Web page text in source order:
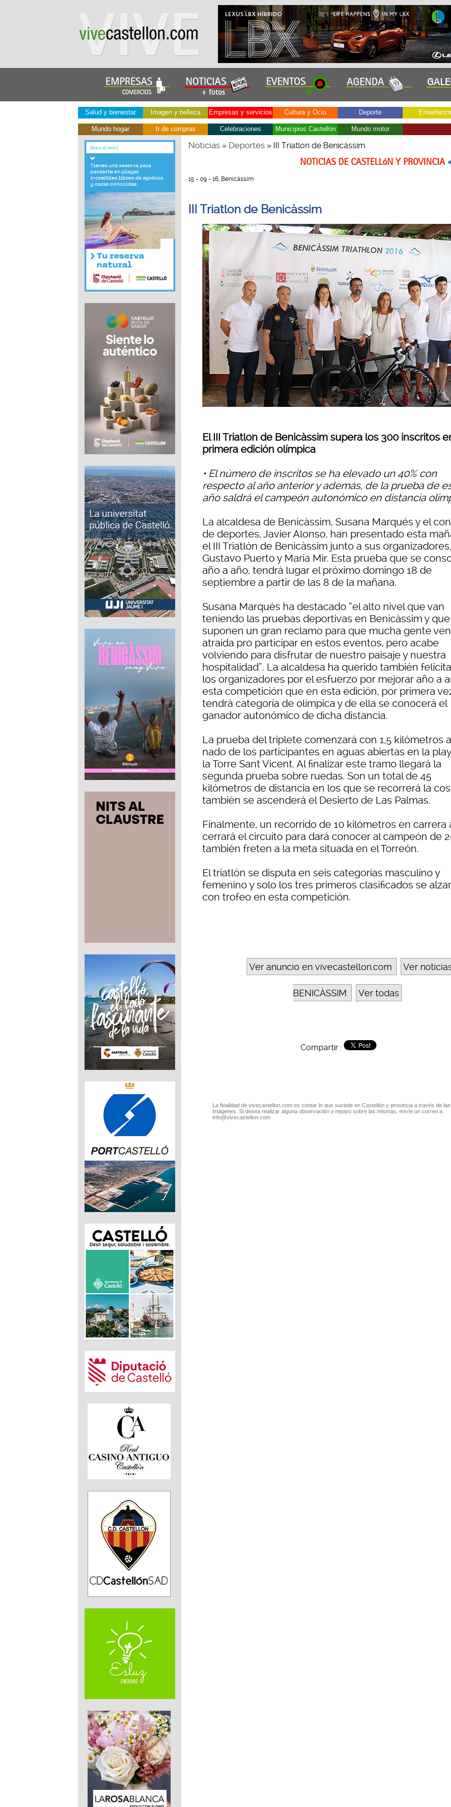
Salud y bienestar Imagen y belleza Empresas y servicios Cultura y Ocio Deporte Enseñanza
Mundo hogar Ir de compras Celebraciones Municipios Castellón Mundo motor
Noticias» Deportes» III Triatlon de Benicàssim
NOTICIAS DE CASTELLóN Y PROVINCIA
15 - 09 - 16, Benicàssim
III Triatlon de Benicàssim
El III Triatlon de Benicàssim supera los 300 inscritos
primera edición olímpica
• El número de inscritos se ha elevado un 40% con
respecto al año anterior y además, de la prueba de
año saldrá el campeón autonómico en distancia
La alcaldesa de Benicàssim, Susana Marqués y el
de deportes, Javier Alonso, han presentado esta
el III Triatlón de Benicàssim junto a sus organizadores,
Gustavo Puerto y María Mir. Esta prueba que se
año a año, tendrá lugar el próximo domingo 18 de
septiembre a partir de las 8 de la mañana.
Susana Marqués ha destacado “el alto nivel que van
teniendo las pruebas deportivas en Benicàssim y que
suponen un gran reclamo para que mucha gente
atraída pro participar en estos eventos, pero acabe
volviendo para disfrutar de nuestro paisaje y nuestra
hospitalidad”. La alcaldesa ha querido también
los organizadores por el esfuerzo por mejorar año a
esta competición que en esta edición, por primera
tendrá categoría de olímpica y de ella se conocerá el
ganador autonómico de dicha distancia.
La prueba del triplete comenzará con 1,5 kilómetros a
nado de los participantes en aguas abiertas en la
la Torre Sant Vicent. Al finalizar este tramo llegará la
segunda prueba sobre ruedas. Son un total de 45
kilómetros de distancia en los que se recorrerá la
también se ascenderá el Desierto de Las Palmas.
Finalmente, un recorrido de 10 kilómetros en carrera
cerrará el circuito para dará conocer al campeón de
también freten a la meta situada en el Torreón.
El triatlón se disputa en seis categorías masculino y
femenino y solo los tres primeros clasificados se
con trofeo en esta competición.
Ver anuncio en vivecastellon.com Ver
BENICÀSSIM Ver todas
Compartir :
La finalidad de vivecastellon.com es contar lo que sucede en Castellón y provincia a través de las
imágenes. Si desea realizar alguna observación o reparo sobre las mismas, envíe un correo a
info@vivecastellon.com